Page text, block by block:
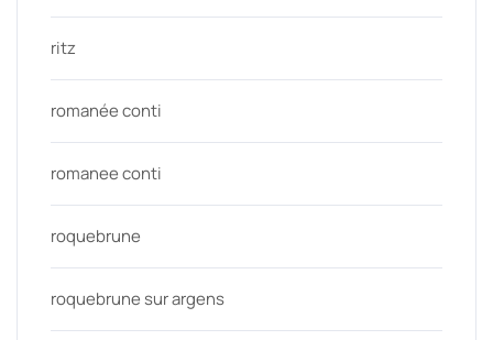
ritz
romanée conti
romanee conti
roquebrune
roquebrune sur argens